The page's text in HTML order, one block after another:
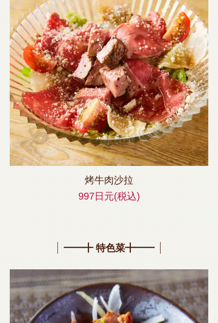
烤牛肉沙拉
997日元(税込)
━━╋ 特色菜╋━━